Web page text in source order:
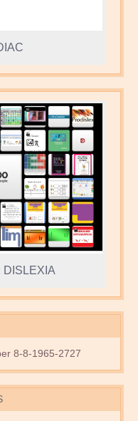
DISLEXIA